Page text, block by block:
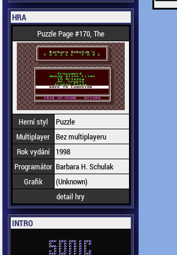
HRA
Puzzle Page #170, The
Herní styl
Puzzle
Multiplayer Bez multiplayeru
Rok vydání
1998
Programátor Barbara H. Schulak
Grafik
(Unknown)
detail hry
INTRO